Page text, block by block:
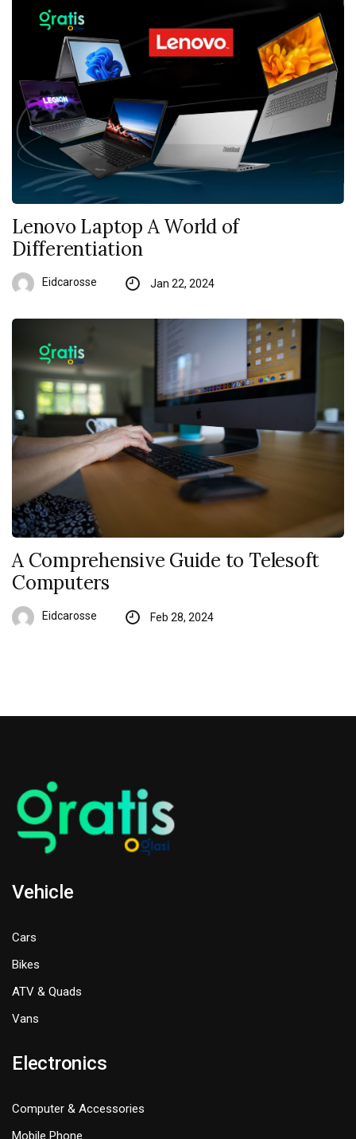
Lenovo Laptop A World of
Differentiation
Eidcarosse Jan 22, 2024
A Comprehensive Guide to Telesoft
Computers
Eidcarosse Feb 28, 2024
Vehicle
Cars
Bikes
ATV & Quads
Vans
Electronics
Computer & Accessories
Mobile Phone